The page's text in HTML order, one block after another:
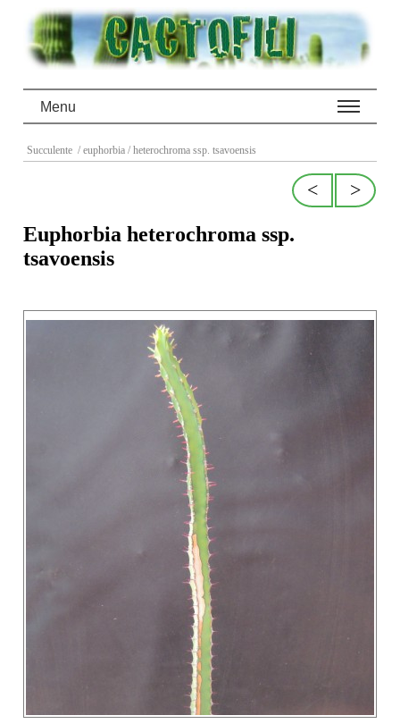
Menu
Succulente / euphorbia / heterochroma ssp. tsavoensis
>
<
Euphorbia heterochroma ssp.
tsavoensis